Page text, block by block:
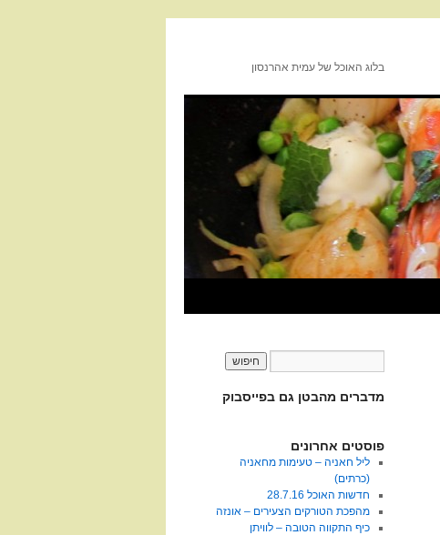
בלוג האוכל של עמית אהרנסון
מדברים מהבטן גם בפייסבוק
פוסטים אחרונים
ליל חאניה – טעימות מחאניה
(כרתים)
חדשות האוכל 28.7.16
מהפכת הטורקים הצעירים – אונזה
כיף התקווה הטובה – לוויתן